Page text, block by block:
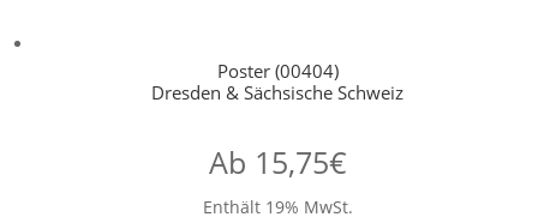
Poster (00404)
Dresden & Sächsische Schweiz
Ab 15,75€
Enthält 19% MwSt.